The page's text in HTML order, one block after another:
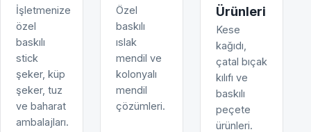
İşletmenize
özel
baskılı
stick
şeker, küp
şeker, tuz
ve baharat
ambalajları.
Özel
baskılı
ıslak
mendil ve
kolonyalı
mendil
çözümleri.
Ürünleri
Kese
kağıdı,
çatal bıçak
kılıfı ve
baskılı
peçete
ürünleri.